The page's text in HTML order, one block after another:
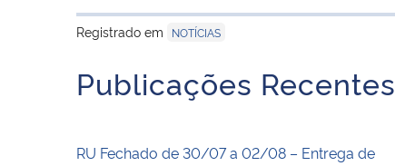
Registrado em
NOTÍCIAS
Publicações Recentes
RU Fechado de 30/07 a 02/08 – Entrega de